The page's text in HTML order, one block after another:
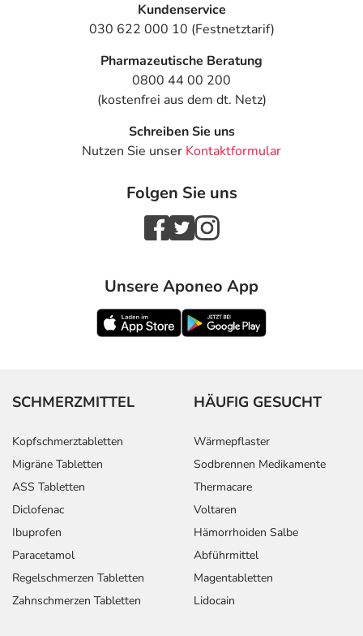
Kundenservice
030 622 000 10 (Festnetztarif)
Pharmazeutische Beratung
0800 44 00 200
(kostenfrei aus dem dt. Netz)
Schreiben Sie uns
Nutzen Sie unser Kontaktformular
Folgen Sie uns
Unsere Aponeo App
SCHMERZMITTEL
Kopfschmerztabletten
Migräne Tabletten
ASS Tabletten
Diclofenac
Ibuprofen
Paracetamol
Regelschmerzen Tabletten
Zahnschmerzen Tabletten
HÄUFIG GESUCHT
Wärmepflaster
Sodbrennen Medikamente
Thermacare
Voltaren
Hämorrhoiden Salbe
Abführmittel
Magentabletten
Lidocain